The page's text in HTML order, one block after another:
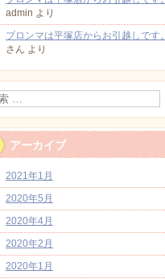
admin より
ブロンマは平塚店からお引越しです。
さん より
アーカイブ
2021年1月
2020年5月
2020年4月
2020年2月
2020年1月